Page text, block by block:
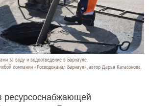
за воду и водоотведение в Барнауле.
компании «Росводоканал Барнаул», автор Дарья Катасонова.
ресурсоснабжающей